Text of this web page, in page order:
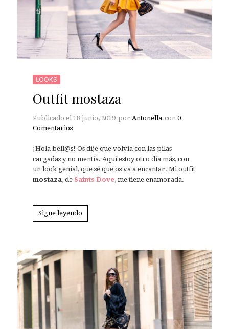
LOOKS
Outfit mostaza
Publicado el 18 junio, 2019 por Antonella con 0
Comentarios
¡Hola bell@s! Os dije que volvía con las pilas
cargadas y no mentía. Aquí estoy otro día más, con
un look genial, que sé que os va a encantar. Mi outfit
mostaza, de Saints Dove, me tiene enamorada.
Sigue leyendo